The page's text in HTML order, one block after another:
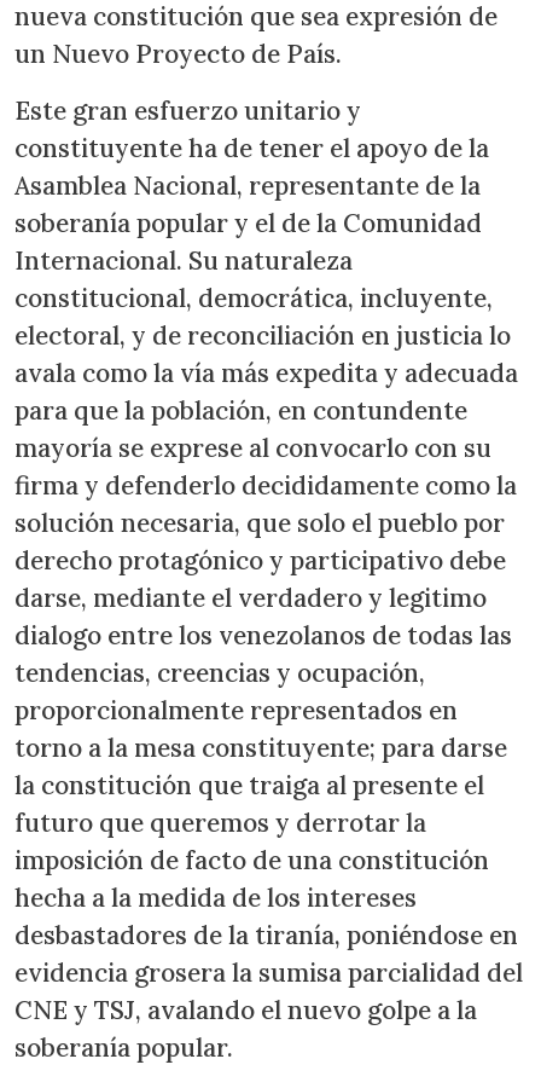
nueva constitución que sea expresión de
un Nuevo Proyecto de País.
Este gran esfuerzo unitario y
constituyente ha de tener el apoyo de la
Asamblea Nacional, representante de la
soberanía popular y el de la Comunidad
Internacional. Su naturaleza
constitucional, democrática, incluyente,
electoral, y de reconciliación en justicia lo
avala como la vía más expedita y adecuada
para que la población, en contundente
mayoría se exprese al convocarlo con su
firma y defenderlo decididamente como la
solución necesaria, que solo el pueblo por
derecho protagónico y participativo debe
darse, mediante el verdadero y legitimo
dialogo entre los venezolanos de todas las
tendencias, creencias y ocupación,
proporcionalmente representados en
torno a la mesa constituyente; para darse
la constitución que traiga al presente el
futuro que queremos y derrotar la
imposición de facto de una constitución
hecha a la medida de los intereses
desbastadores de la tiranía, poniéndose en
evidencia grosera la sumisa parcialidad del
CNE y TSJ, avalando el nuevo golpe a la
soberanía popular.